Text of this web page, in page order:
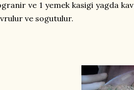
ve 1 yemek kasigi yagda
ve sogutulur.